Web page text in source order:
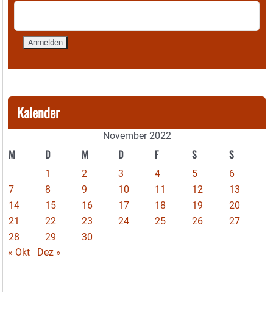
Kalender
November 2022
M D M D F S S
1 2 3 4 5
6
7
8 9 10 11 12
13
14
15 16 17 18 19
20
21
22 23 24 25 26
27
28
29
30
« Okt
Dez »